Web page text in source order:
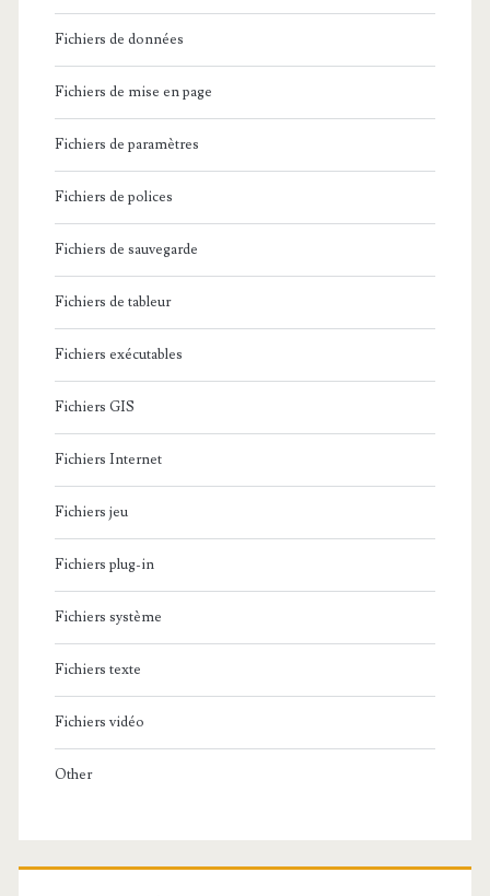
Fichiers de données
Fichiers de mise en page
Fichiers de paramètres
Fichiers de polices
Fichiers de sauvegarde
Fichiers de tableur
Fichiers exécutables
Fichiers GIS
Fichiers Internet
Fichiers jeu
Fichiers plug-in
Fichiers système
Fichiers texte
Fichiers vidéo
Other